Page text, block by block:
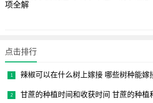
项全解
点击排行
辣椒可以在什么树上嫁接 哪些树种能嫁
甘蔗的种植时间和收获时间 甘蔗的种植